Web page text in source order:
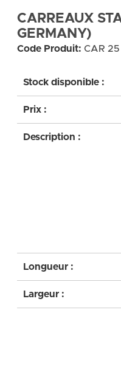
CARREAUX
GERMANY)
Code Produit: CAR 25
Stock disponible :
Prix :
Description :
Longueur :
Largeur :